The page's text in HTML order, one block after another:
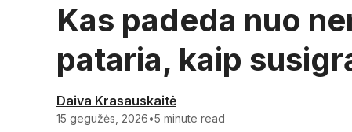
Kas padeda nuo
pataria, kaip
Daiva Krasauskaitė
15 gegužės, 2026•5 minute read